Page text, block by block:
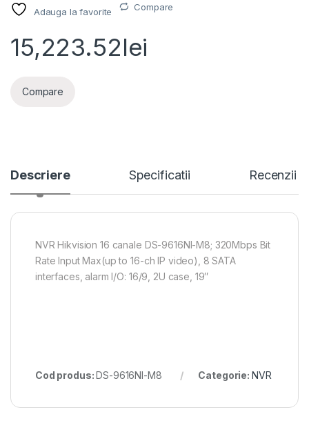
Adauga la favorite Compare
15,223.52lei
Compare
Descriere Specificatii Recenzii
NVR Hikvision 16 canale DS-9616NI-M8; 320Mbps Bit
Rate Input Max(up to 16-ch IP video), 8 SATA
interfaces, alarm I/O: 16/9, 2U case, 19″
Cod produs:DS-9616NI-M8 Categorie: NVR